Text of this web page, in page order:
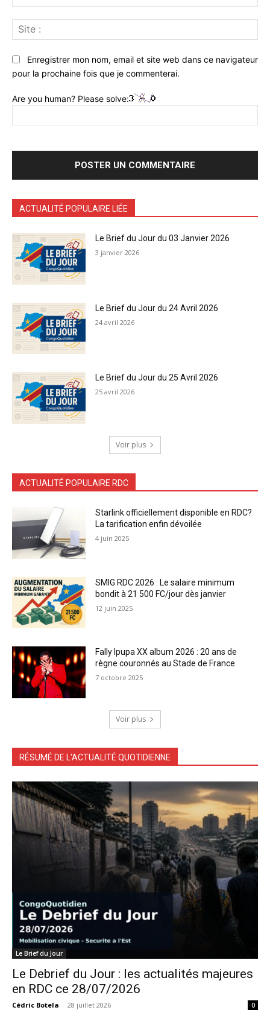
:*
:
Enregistrer mon nom, email et site web dans ce navigateur
pour la prochaine fois que je commenterai.
Are you human? Please solve:
ACTUALITÉ POPULAIRE LIÉE
Le Brief du Jour du 03 Janvier 2026
3 janvier 2026
Le Brief du Jour du 24 Avril 2026
24 avril 2026
Le Brief du Jour du 25 Avril 2026
25 avril 2026
Voir plus
ACTUALITÉ POPULAIRE RDC
Starlink officiellement disponible en RDC?
La tarification enfin dévoilée
4 juin 2025
SMIG RDC 2026 : Le salaire minimum
bondit à 21 500 FC/jour dès janvier
12 juin 2025
Fally Ipupa XX album 2026 : 20 ans de
règne couronnés au Stade de France
7 octobre 2025
Voir plus
RÉSUMÉ DE L'ACTUALITÉ QUOTIDIENNE
Le Brief du Jour
Le Debrief du Jour : les actualités majeures
en RDC ce 28/07/2026
Cédric Botela - 28 juillet 2026 0